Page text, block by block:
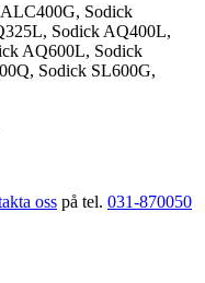
Sodick
Sodick AQ400L,
AQ600L, Sodick
Sodick SL600G,
oss på tel. 031-870050